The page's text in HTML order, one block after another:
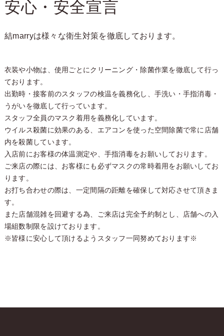
安心・安全宣言
結marryは様々な衛生対策を徹底しております。
衣装や小物は、使用ごとにクリーニング・除菌作業を徹底して行っ
ております。
出勤時・接客前のスタッフの検温を義務化し、手洗い・手指消毒・
うがいを徹底して行っています。
スタッフ全員のマスク着用を義務化しています。
ウイルス殺菌に効果のある、エアコンを使った空間除菌で常に店舗
内を殺菌しています。
入店前にお客様の体温測定や、手指消毒をお願いしております。
ご来店の際には、お客様にも必ずマスクの常時着用をお願いしてお
ります。
お打ち合わせの際は、一定間隔の距離を確保して対応させて頂きま
す。
また店舗混雑を回避する為、ご来店は完全予約制とし、店舗への入
場組数制限を設けております。
※皆様に安心して頂けるようスタッフ一同努めております※